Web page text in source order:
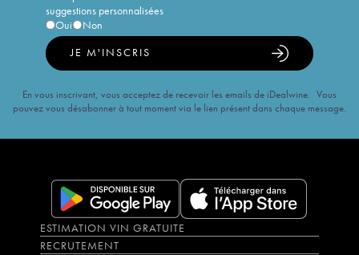
suggestions personnalisées
Oui
Non
JE M'INSCRIS
En vous inscrivant, vous acceptez de recevoir les emails de iDealwine. Vous
pouvez vous désabonner à tout moment via le lien présent dans chaque message.
ESTIMATION VIN GRATUITE
RECRUTEMENT